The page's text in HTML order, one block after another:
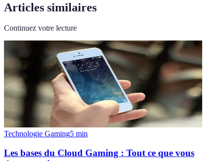
Articles similaires
Continuez votre lecture
Technologie Gaming5 min
Les bases du Cloud Gaming : Tout ce que vous